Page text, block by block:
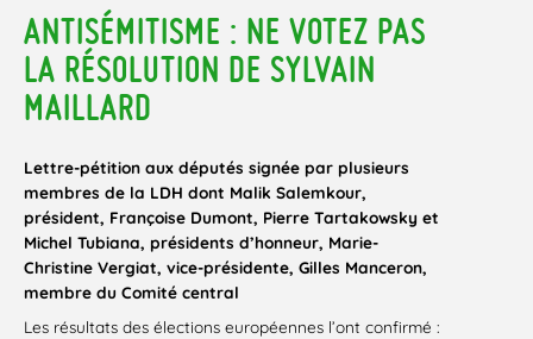
ANTISÉMITISME : NE VOTEZ PAS
LA RÉSOLUTION DE SYLVAIN
MAILLARD
Lettre-pétition aux députés signée par plusieurs
membres de la LDH dont Malik Salemkour,
président, Françoise Dumont, Pierre Tartakowsky et
Michel Tubiana, présidents d’honneur, Marie-
Christine Vergiat, vice-présidente, Gilles Manceron,
membre du Comité central
Les résultats des élections européennes l’ont confirmé :